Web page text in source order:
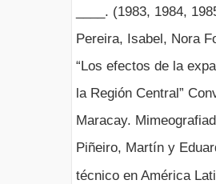
____. (1983, 1984,
Pereira, Isabel, Nora
“Los efectos de la
la Región Central”
Maracay.
Piñeiro, Martín y
técnico en América